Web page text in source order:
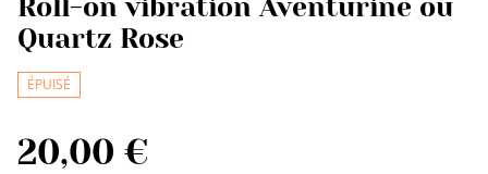
Roll-on vibration Aventurine ou
Quartz Rose
ÉPUISÉ
20,00 €